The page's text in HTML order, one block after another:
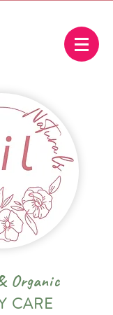
Organic
CARE